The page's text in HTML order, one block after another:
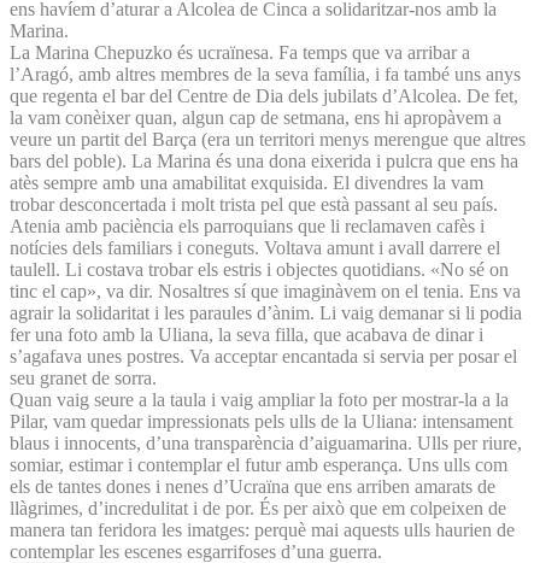
ens havíem d’aturar a Alcolea de Cinca a solidaritzar-nos amb la
Marina.
La Marina Chepuzko és ucraïnesa. Fa temps que va arribar a
l’Aragó, amb altres membres de la seva família, i fa també uns anys
que regenta el bar del Centre de Dia dels jubilats d’Alcolea. De fet,
la vam conèixer quan, algun cap de setmana, ens hi apropàvem a
veure un partit del Barça (era un territori menys merengue que altres
bars del poble). La Marina és una dona eixerida i pulcra que ens ha
atès sempre amb una amabilitat exquisida. El divendres la vam
trobar desconcertada i molt trista pel que està passant al seu país.
Atenia amb paciència els parroquians que li reclamaven cafès i
notícies dels familiars i coneguts. Voltava amunt i avall darrere el
taulell. Li costava trobar els estris i objectes quotidians. «No sé on
tinc el cap», va dir. Nosaltres sí que imaginàvem on el tenia. Ens va
agrair la solidaritat i les paraules d’ànim. Li vaig demanar si li podia
fer una foto amb la Uliana, la seva filla, que acabava de dinar i
s’agafava unes postres. Va acceptar encantada si servia per posar el
seu granet de sorra.
Quan vaig seure a la taula i vaig ampliar la foto per mostrar-la a la
Pilar, vam quedar impressionats pels ulls de la Uliana: intensament
blaus i innocents, d’una transparència d’aiguamarina. Ulls per riure,
somiar, estimar i contemplar el futur amb esperança. Uns ulls com
els de tantes dones i nenes d’Ucraïna que ens arriben amarats de
llàgrimes, d’incredulitat i de por. És per això que em colpeixen de
manera tan feridora les imatges: perquè mai aquests ulls haurien de
contemplar les escenes esgarrifoses d’una guerra.